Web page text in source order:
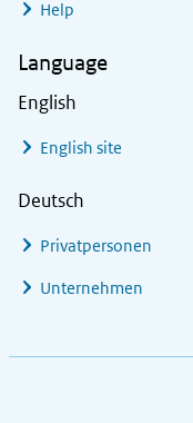
Help
Language
English
English site
Deutsch
Privatpersonen
Unternehmen